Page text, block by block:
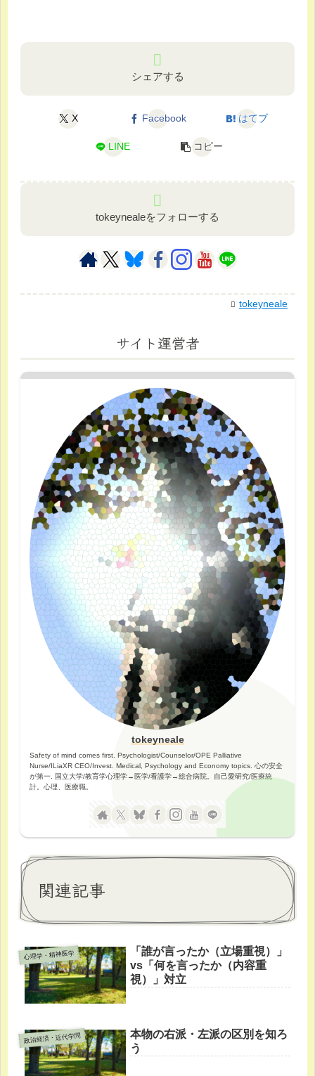
シェアする
X Facebook はてブ
LINE コピー
tokeynealeをフォローする
tokeyneale
サイト運営者
tokeyneale
Safety of mind comes first. Psychologist/Counselor/OPE Palliative
Nurse/ILiaXR CEO/Invest. Medical, Psychology and Economy topics. 心の安全
が第一. 国立大学/教育学心理学→医学/看護学→総合病院。自己愛研究/医療統
計。心理、医療職。
関連記事
心理学・精神医学
「誰が言ったか（立場重視）」
vs「何を言ったか（内容重
視）」対立
政治経済・近代学問
本物の右派・左派の区別を知ろ
う